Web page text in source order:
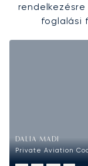
foglalási
DALIA MADI
Private Aviation